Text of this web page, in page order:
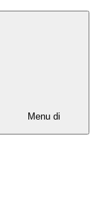
Menu di